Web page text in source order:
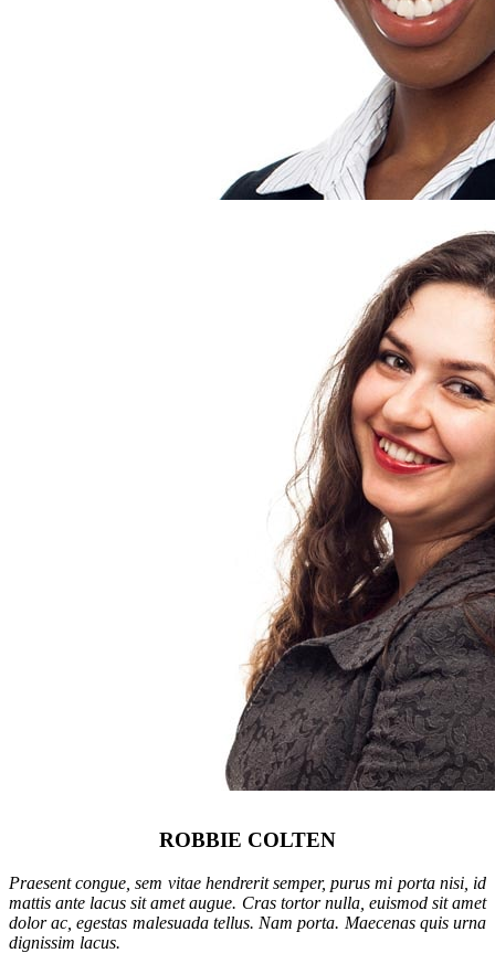
ROBBIE COLTEN
Praesent congue, sem vitae hendrerit semper, purus mi porta nisi, id
mattis ante lacus sit amet augue. Cras tortor nulla, euismod sit amet
dolor ac, egestas malesuada tellus. Nam porta. Maecenas quis urna
dignissim lacus.